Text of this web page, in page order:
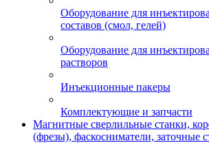
Оборудование для
составов (смол, гелей)
Оборудование для
растворов
Инъекционные пакеры
Комплектующие и запчасти
Магнитные сверлильные станки,
(фрезы), фаскосниматели, заточные